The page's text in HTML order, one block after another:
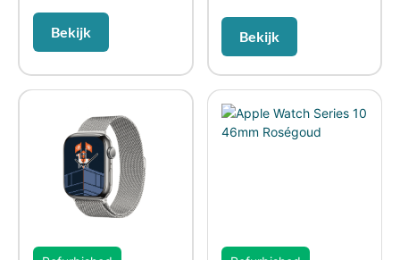
Bekijk Bekijk